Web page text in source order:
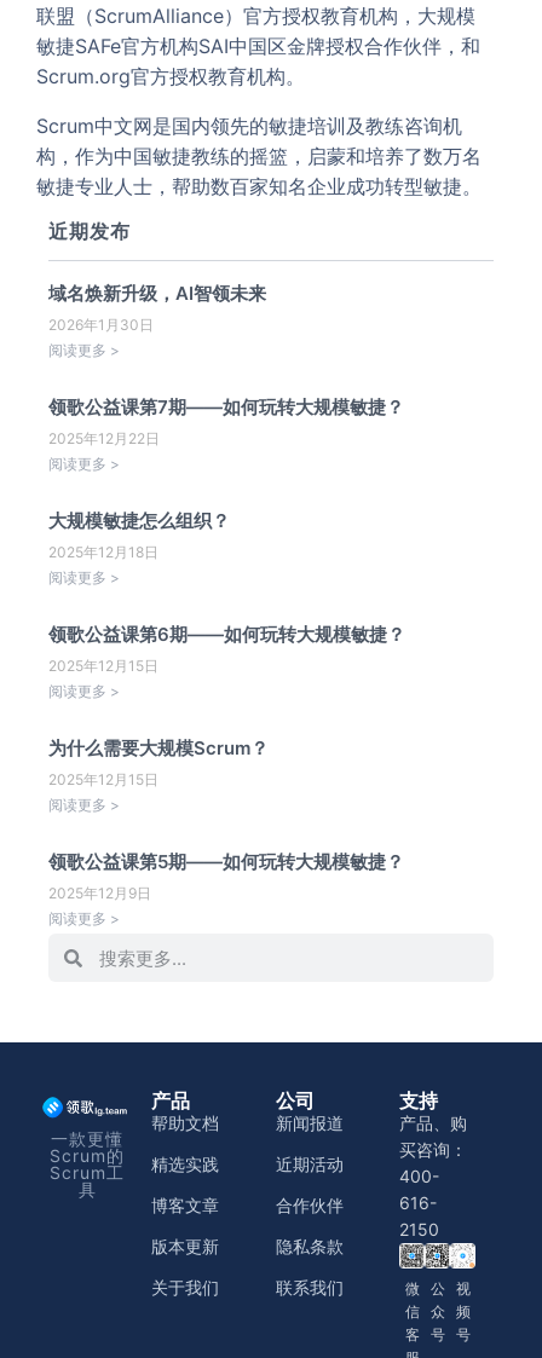
联盟（ScrumAlliance）官方授权教育机构，大规模
敏捷SAFe官方机构SAI中国区金牌授权合作伙伴，和
Scrum.org官方授权教育机构。
Scrum中文网是国内领先的敏捷培训及教练咨询机
构，作为中国敏捷教练的摇篮，启蒙和培养了数万名
敏捷专业人士，帮助数百家知名企业成功转型敏捷。
近期发布
域名焕新升级，AI智领未来
2026年1月30日
阅读更多 >
领歌公益课第7期——如何玩转大规模敏捷？
2025年12月22日
阅读更多 >
大规模敏捷怎么组织？
2025年12月18日
阅读更多 >
领歌公益课第6期——如何玩转大规模敏捷？
2025年12月15日
阅读更多 >
为什么需要大规模Scrum？
2025年12月15日
阅读更多 >
领歌公益课第5期——如何玩转大规模敏捷？
2025年12月9日
阅读更多 >
一款更懂
Scrum的
Scrum工
具
产品
帮助文档
精选实践
博客文章
版本更新
关于我们
公司
新闻报道
近期活动
合作伙伴
隐私条款
联系我们
支持
产品、购
买咨询：
400-
616-
2150
微
信
客
公
众
号
视
频
号